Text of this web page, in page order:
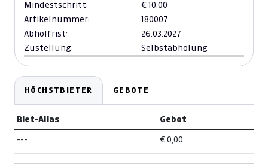
Mindestschritt:
€ 10,00
Artikelnummer:
180007
Abholfrist:
26.03.2027
Zustellung:
Selbstabholung
HÖCHSTBIETER GEBOTE
Biet-Alias Gebot
--- € 0,00